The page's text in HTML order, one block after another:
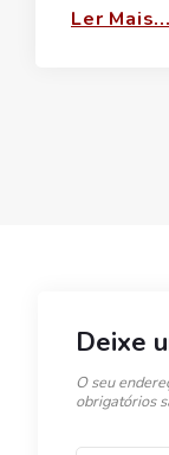
Ler Mais...
Deixe
O seu
obrigatórios